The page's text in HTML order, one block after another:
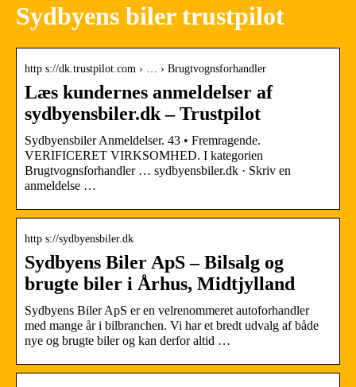
Sydbyens biler trustpilot
http s://dk.trustpilot.com › … › Brugtvognsforhandler
Læs kundernes anmeldelser af
sydbyensbiler.dk – Trustpilot
Sydbyensbiler Anmeldelser. 43 • Fremragende.
VERIFICERET VIRKSOMHED. I kategorien
Brugtvognsforhandler … sydbyensbiler.dk · Skriv en
anmeldelse …
http s://sydbyensbiler.dk
Sydbyens Biler ApS – Bilsalg og
brugte biler i Århus, Midtjylland
Sydbyens Biler ApS er en velrenommeret autoforhandler
med mange år i bilbranchen. Vi har et bredt udvalg af både
nye og brugte biler og kan derfor altid …